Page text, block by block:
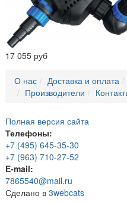
17 055 руб
О нас Доставка и оплата
Производители
Полная версия сайта
Телефоны:
+7 (495) 645-35-30
+7 (963) 710-27-52
E-mail:
7865540@mail.ru
Сделано в 3webcats